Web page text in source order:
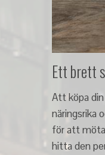
Ett brett
Att köpa
näringsrika
för att möta
hitta den